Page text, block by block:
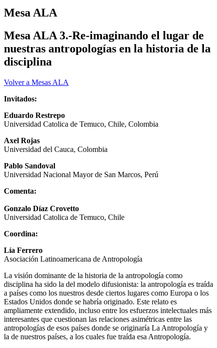
Mesa ALA
Mesa ALA 3.-Re-imaginando el lugar de
nuestras antropologías en la historia de la
disciplina
Volver a Mesas ALA
Invitados:
Eduardo Restrepo
Universidad Catolica de Temuco, Chile, Colombia
Axel Rojas
Universidad del Cauca, Colombia
Pablo Sandoval
Universidad Nacional Mayor de San Marcos, Perú
Comenta:
Gonzalo Díaz Crovetto
Universidad Catolica de Temuco, Chile
Coordina:
Lía Ferrero
Asociación Latinoamericana de Antropología
La visión dominante de la historia de la antropología como
disciplina ha sido la del modelo difusionista: la antropología es traída
a países como los nuestros desde ciertos lugares como Europa o los
Estados Unidos donde se habría originado. Este relato es
ampliamente extendido, incluso entre los esfuerzos intelectuales más
interesantes que cuestionan las relaciones asimétricas entre las
antropologías de esos países donde se originaría La Antropología y
la de nuestros países, a los cuales fue traída esa Antropología.